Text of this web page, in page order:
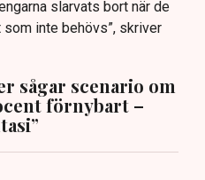
slarvats bort när de
inte behövs”, skriver
sågar scenario om
förnybart –